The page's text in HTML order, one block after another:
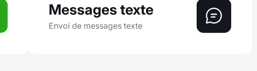
Messages texte
Envoi de messages texte